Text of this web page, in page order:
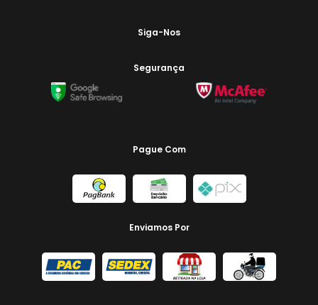
Siga-Nos
Segurança
Pague Com
Enviamos Por